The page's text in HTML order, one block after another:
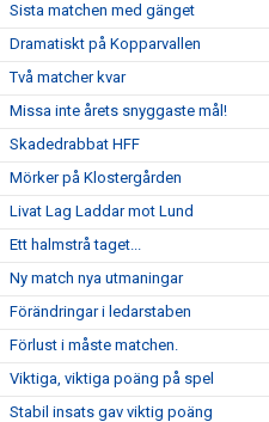
Sista matchen med gänget
Dramatiskt på Kopparvallen
Två matcher kvar
Missa inte årets snyggaste mål!
Skadedrabbat HFF
Mörker på Klostergården
Livat Lag Laddar mot Lund
Ett halmstrå taget...
Ny match nya utmaningar
Förändringar i ledarstaben
Förlust i måste matchen.
Viktiga, viktiga poäng på spel
Stabil insats gav viktig poäng